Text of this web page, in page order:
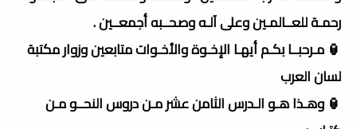
رحمـة للعــالمـين وعلى آلـه وصحــبه أجمعــين .
🏮 مـرحبــا بكـم أيهـا الإخـوة والأخـوات متابعين وزوار مكتبة
لسان العرب
🏮 وهـذا هـو الـدرس الثامن عشر مـن دروس النحــو مـن